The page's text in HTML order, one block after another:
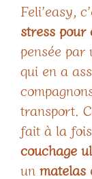
Feli’easy,
stress pour
pensée
qui en a
transport.
fait à la
couchage
un matelas